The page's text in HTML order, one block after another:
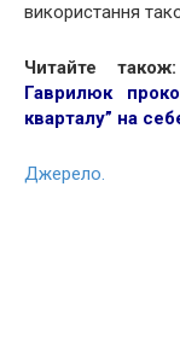
використання
Читайте
Гаврилюк
кварталу” на
Джерело.